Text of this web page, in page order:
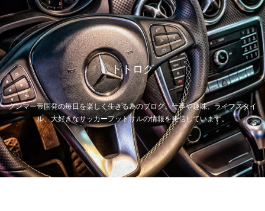
トトログ
グンマー帝国発の毎日を楽しく生きる為のブログ。仕事や趣味、ライフスタイ
ル、大好きなサッカーフットサルの情報を発信しています。